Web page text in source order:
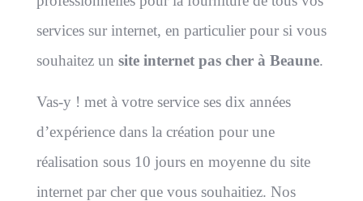
services sur internet, en particulier pour si vous
souhaitez un site internet pas cher à Beaune.
Vas-y ! met à votre service ses dix années
d’expérience dans la création pour une
réalisation sous 10 jours en moyenne du site
internet par cher que vous souhaitiez. Nos